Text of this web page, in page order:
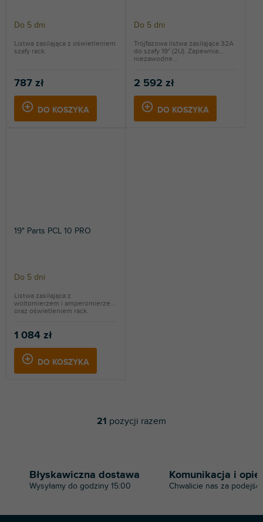
Do 5 dni
787 zł
DO KOSZYKA
Listwa zasilająca z oświetleniem
szafy rack.
Do 5 dni
2 592 zł
DO KOSZYKA
Trójfazowa listwa zasilająca 32A
do szafy 19" (2U). Zapewnia
niezawodne...
19" Parts PCL 10 PRO
Do 5 dni
1 084 zł
DO KOSZYKA
Listwa zasilająca z
woltomierzem i amperomierzem
oraz oświetleniem rack.
K
r
o
i
21 pozycji razem
Błyskawiczna dostawa
Wysyłamy do godziny 15:00
Komunikacja i
Chwalicie nas za